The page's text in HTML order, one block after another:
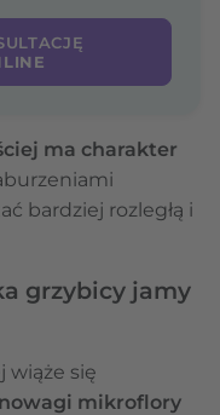
ma charakter
bardziej rozległą i
grzybicy jamy
wiąże się
mikroflory